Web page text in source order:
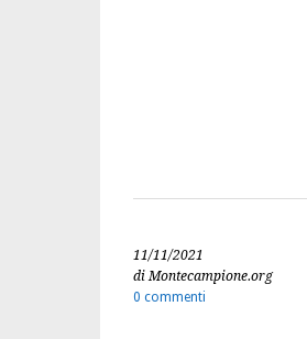
11/11/2021
di Montecampione.org
0 commenti